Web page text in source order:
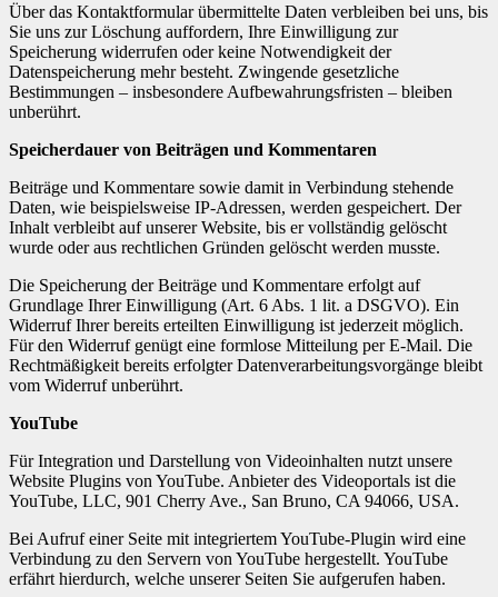
Über das Kontaktformular übermittelte Daten verbleiben bei uns, bis
Sie uns zur Löschung auffordern, Ihre Einwilligung zur
Speicherung widerrufen oder keine Notwendigkeit der
Datenspeicherung mehr besteht. Zwingende gesetzliche
Bestimmungen – insbesondere Aufbewahrungsfristen – bleiben
unberührt.
Speicherdauer von Beiträgen und Kommentaren
Beiträge und Kommentare sowie damit in Verbindung stehende
Daten, wie beispielsweise IP-Adressen, werden gespeichert. Der
Inhalt verbleibt auf unserer Website, bis er vollständig gelöscht
wurde oder aus rechtlichen Gründen gelöscht werden musste.
Die Speicherung der Beiträge und Kommentare erfolgt auf
Grundlage Ihrer Einwilligung (Art. 6 Abs. 1 lit. a DSGVO). Ein
Widerruf Ihrer bereits erteilten Einwilligung ist jederzeit möglich.
Für den Widerruf genügt eine formlose Mitteilung per E-Mail. Die
Rechtmäßigkeit bereits erfolgter Datenverarbeitungsvorgänge bleibt
vom Widerruf unberührt.
YouTube
Für Integration und Darstellung von Videoinhalten nutzt unsere
Website Plugins von YouTube. Anbieter des Videoportals ist die
YouTube, LLC, 901 Cherry Ave., San Bruno, CA 94066, USA.
Bei Aufruf einer Seite mit integriertem YouTube-Plugin wird eine
Verbindung zu den Servern von YouTube hergestellt. YouTube
erfährt hierdurch, welche unserer Seiten Sie aufgerufen haben.